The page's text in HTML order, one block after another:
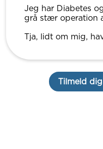
Jeg har Diabetes
grå stær operation
Tja, lidt om mig,
Tilmeld